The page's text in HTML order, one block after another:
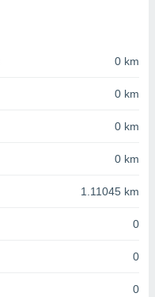
0 km
0 km
0 km
0 km
1.11045 km
0
0
0